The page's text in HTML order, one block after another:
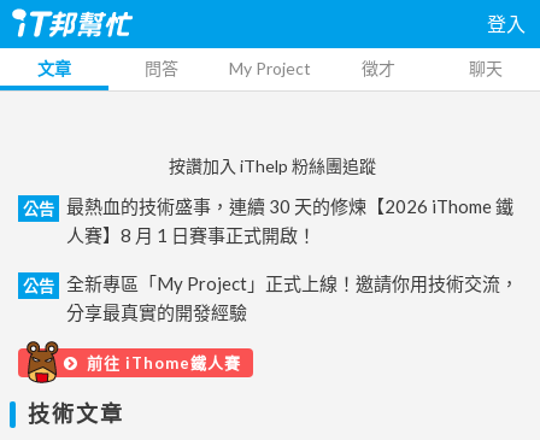
登入
文章 問答 My Project 徵才 聊天
按讚加入 iThelp 粉絲團追蹤
公告
最熱血的技術盛事，連續 30 天的修煉【2026 iThome 鐵
人賽】8 月 1 日賽事正式開啟！
公告
全新專區「My Project」正式上線！邀請你用技術交流，
分享最真實的開發經驗
前往 iThome鐵人賽
技術文章